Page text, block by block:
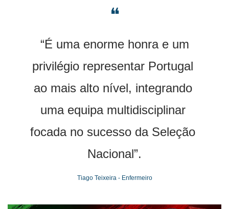
❝
privilégio representar Portugal
ao mais alto nível, integrando
uma equipa multidisciplinar
focada no sucesso da Seleção
Nacional”.
Tiago Teixeira - Enfermeiro